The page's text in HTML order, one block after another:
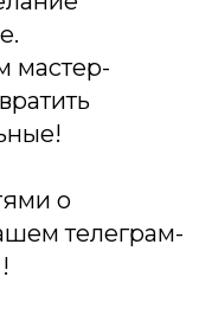
мастер-
о
телеграм-
!